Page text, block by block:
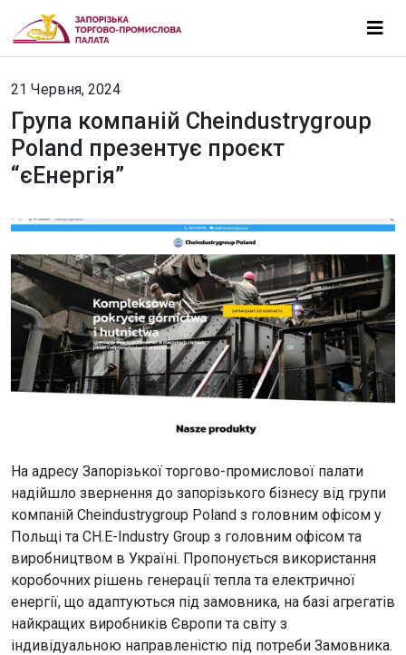
21 Червня, 2024
Група компаній Cheindustrygroup
Poland презентує проєкт
“єЕнергія”
На адресу Запорізької торгово-промислової палати
надійшло звернення до запорізького бізнесу від групи
компаній Cheindustrygroup Poland з головним офісом у
Польщі та CH.E-Industry Group з головним офісом та
виробництвом в Україні. Пропонується використання
коробочних рішень генерації тепла та електричної
енергії, що адаптуються під замовника, на базі агрегатів
найкращих виробників Європи та світу з
індивідуальною направленістю під потреби Замовника.